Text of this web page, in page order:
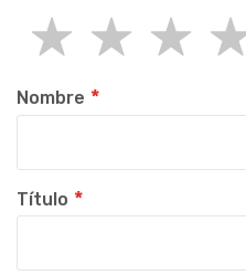
star
stars
stars
stars
stars
Nombre
Título